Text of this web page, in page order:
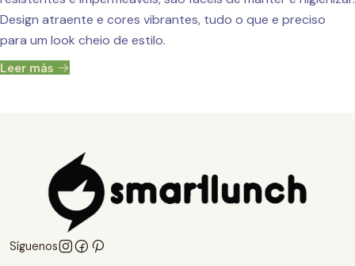
Design atraente e cores vibrantes, tudo o que e preciso
para um look cheio de estilo.
Leer más
Síguenos